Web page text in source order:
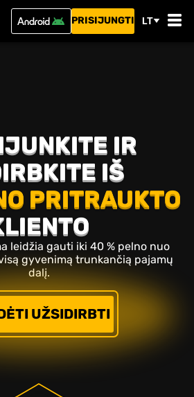
PRISIJUNGTI LT
IR
IŠ
PRITRAUKTO
leidžia gauti iki 40 % pelno nuo
gyvenimą trunkančią pajamų
dalį.
UŽSIDIRBTI